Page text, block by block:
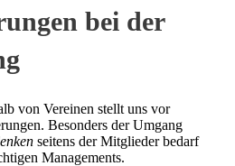
bei der
von Vereinen stellt uns vor
Besonders der Umgang
seitens der Mitglieder bedarf
Managements.